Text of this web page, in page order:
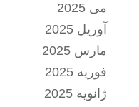
می 2025
آوریل 2025
مارس 2025
فوریه 2025
ژانویه 2025